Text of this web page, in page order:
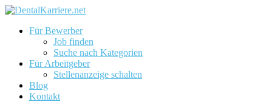
Für Bewerber
Job finden
Suche nach Kategorien
Für Arbeitgeber
Stellenanzeige schalten
Blog
Kontakt